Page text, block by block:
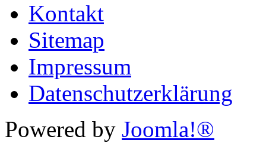
Kontakt
Sitemap
Impressum
Datenschutzerklärung
Powered by Joomla!®